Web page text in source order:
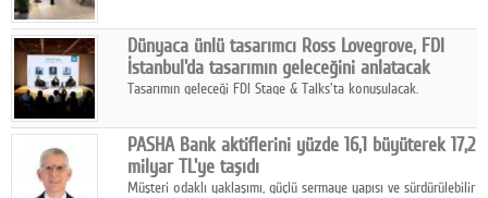
ortaklığıyla özel bir davete ev sahipliği yaptı.
Dünyaca ünlü tasarımcı Ross Lovegrove, FDI
İstanbul'da tasarımın geleceğini anlatacak
Tasarımın geleceği FDI Stage & Talks'ta konuşulacak.
PASHA Bank aktiflerini yüzde 16,1 büyüterek 17,2
milyar TL'ye taşıdı
Müşteri odaklı yaklaşımı, güçlü sermaye yapısı ve sürdürülebilir